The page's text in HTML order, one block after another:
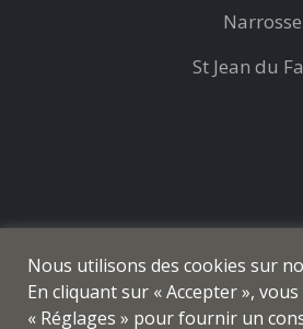
St Jean du
Nous utilisons des cookies sur
En cliquant sur « Accepter »,
« Réglages » pour fournir un